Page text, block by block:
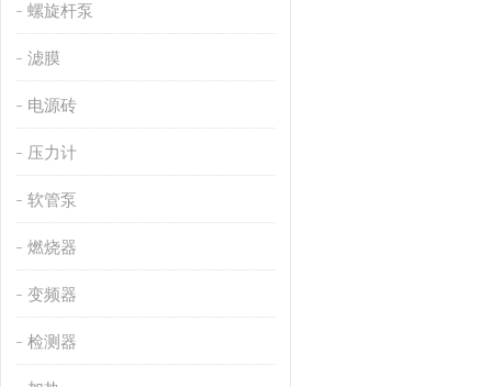
螺旋杆泵
滤膜
电源砖
压力计
软管泵
燃烧器
变频器
检测器